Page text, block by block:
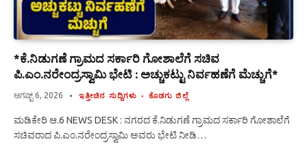
*ಕೆ.ನಿಡುಗಣೆ ಗ್ರಾಮದ ಸರ್ಕಾರಿ ಗೋಶಾಲೆಗೆ ಸಚಿವ
ಪಿ.ಎಂ.ನರೇಂದ್ರಸ್ವಾಮಿ ಭೇಟಿ : ಅಚ್ಚುಕಟ್ಟು ನಿರ್ವಹಣೆಗೆ ಮೆಚ್ಚುಗೆ*
ಆಗಷ್ಟ್ 6, 2026 ಇತ್ತೀಚಿನ ಸುದ್ದಿಗಳು ಕೊಡಗು ಜಿಲ್ಲೆ
ಮಡಿಕೇರಿ ಆ.6 NEWS DESK : ನಗರದ ಕೆ.ನಿಡುಗಣೆ ಗ್ರಾಮದ ಸರ್ಕಾರಿ ಗೋಶಾಲೆಗೆ
ಸಚಿವರಾದ ಪಿ.ಎಂ.ನರೇಂದ್ರಸ್ವಾಮಿ ಅವರು ಭೇಟಿ ನೀಡಿ…